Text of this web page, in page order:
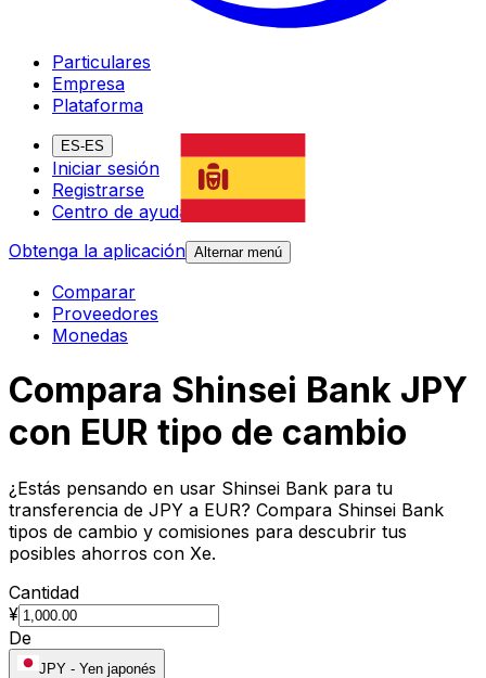
Particulares
Empresa
Plataforma
ES-ES
Iniciar sesión
Registrarse
Centro de ayuda
Obtenga la aplicación Alternar menú
Comparar
Proveedores
Monedas
Compara Shinsei Bank JPY
con EUR tipo de cambio
¿Estás pensando en usar Shinsei Bank para tu
transferencia de JPY a EUR? Compara Shinsei Bank
tipos de cambio y comisiones para descubrir tus
posibles ahorros con Xe.
Cantidad
¥
De
JPY - Yen japonés